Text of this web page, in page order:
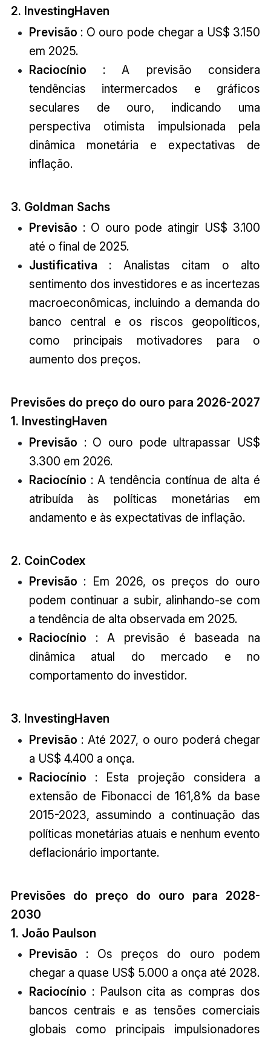
2. InvestingHaven
Previsão : O ouro pode chegar a US$ 3.150
em 2025.
Raciocínio : A previsão considera
tendências intermercados e gráficos
seculares de ouro, indicando uma
perspectiva otimista impulsionada pela
dinâmica monetária e expectativas de
inflação.
3. Goldman Sachs
Previsão : O ouro pode atingir US$ 3.100
até o final de 2025.
Justificativa : Analistas citam o alto
sentimento dos investidores e as incertezas
macroeconômicas, incluindo a demanda do
banco central e os riscos geopolíticos,
como principais motivadores para o
aumento dos preços.
Previsões do preço do ouro para 2026-2027
1. InvestingHaven
Previsão : O ouro pode ultrapassar US$
3.300 em 2026.
Raciocínio : A tendência contínua de alta é
atribuída às políticas monetárias em
andamento e às expectativas de inflação.
2. CoinCodex
Previsão : Em 2026, os preços do ouro
podem continuar a subir, alinhando-se com
a tendência de alta observada em 2025.
Raciocínio : A previsão é baseada na
dinâmica atual do mercado e no
comportamento do investidor.
3. InvestingHaven
Previsão : Até 2027, o ouro poderá chegar
a US$ 4.400 a onça.
Raciocínio : Esta projeção considera a
extensão de Fibonacci de 161,8% da base
2015-2023, assumindo a continuação das
políticas monetárias atuais e nenhum evento
deflacionário importante.
Previsões do preço do ouro para 2028-
2030
1. João Paulson
Previsão : Os preços do ouro podem
chegar a quase US$ 5.000 a onça até 2028.
Raciocínio : Paulson cita as compras dos
bancos centrais e as tensões comerciais
globais como principais impulsionadores